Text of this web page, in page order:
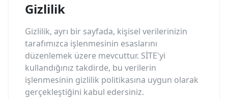
Gizlilik
Gizlilik, ayrı bir sayfada, kişisel verilerinizin
tarafımızca işlenmesinin esaslarını
düzenlemek üzere mevcuttur. SİTE'yi
kullandığınız takdirde, bu verilerin
işlenmesinin gizlilik politikasına uygun olarak
gerçekleştiğini kabul edersiniz.